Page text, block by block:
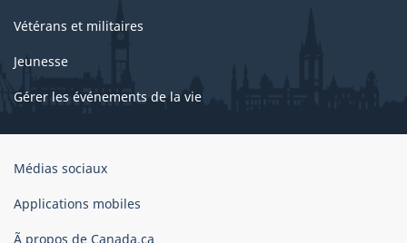
Vétérans et militaires
Jeunesse
Gérer les événements de la vie
Organisation
gouvernement
Médias sociaux
Applications mobiles
Ã propos de Canada.ca